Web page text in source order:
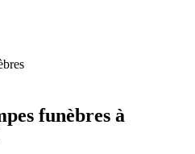
funèbres à